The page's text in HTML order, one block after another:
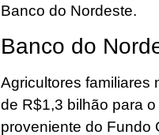
Banco do Nordeste.
Banco do
Agricultores familiares
de R$1,3 bilhão para
proveniente do Fundo